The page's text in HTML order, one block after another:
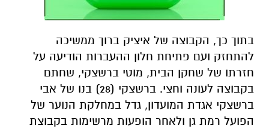
בתוך כך, הקבוצה של איציק ברוך ממשיכה
להתחזק ועם פתיחת חלון ההעברות הודיעה על
חזרתו של שחקן הבית, מוטי ברשצקי, שחתם
בקבוצה לעונה וחצי. ברשצקי (28) בנו של אבי
ברשצקי אגדת המועדון, גדל במחלקת הנוער של
הפועל רמת גן ולאחר הופעות מרשימות בקבוצת